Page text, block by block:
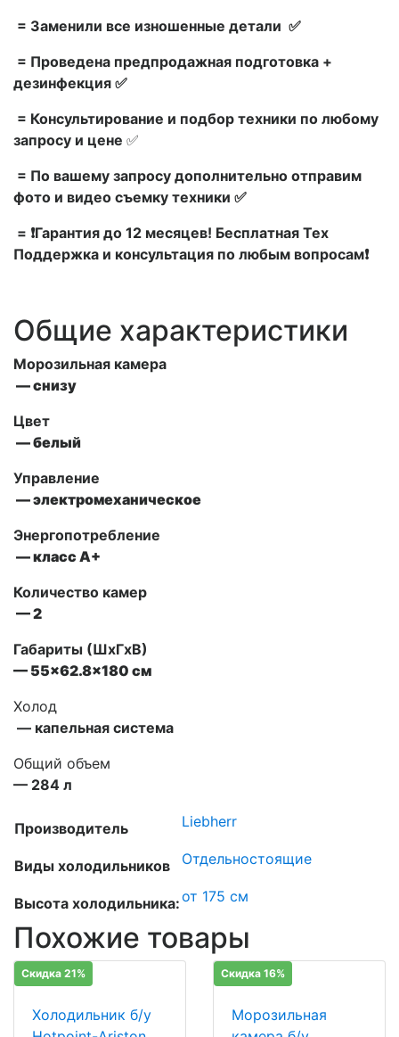
= Заменили все изношенные детали ✅
= Проведена предпродажная подготовка +
дезинфекция ✅
= Консультирование и подбор техники по любому
запросу и цене ✅
= По вашему запросу дополнительно отправим
фото и видео съемку техники ✅
= ❗Гарантия до 12 месяцев! Бесплатная Тех
Поддержка и консультация по любым вопросам❗
Общие характеристики
Морозильная камера
— снизу
Цвет
— белый
Управление
— электромеханическое
Энергопотребление
— класс А+
Количество камер
— 2
Габариты (ШxГxВ)
— 55×62.8×180 см
Холод
— капельная система
Общий объем
— 284 л
Производитель Liebherr
Виды холодильников Отдельностоящие
Высота холодильника:от 175 см
Похожие товары
Скидка 21%
Холодильник б/у
Скидка 16%
Морозильная